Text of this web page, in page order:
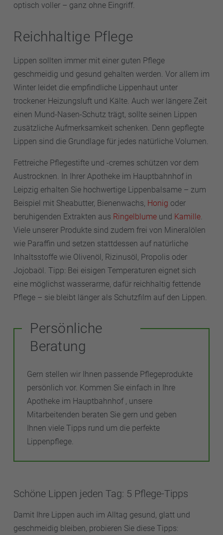
optisch voller – ganz ohne Eingriff.
Reichhaltige Pflege
Lippen sollten immer mit einer guten Pflege
geschmeidig und gesund gehalten werden. Vor allem im
Winter leidet die empfindliche Lippenhaut unter
trockener Heizungsluft und Kälte. Auch wer längere Zeit
einen Mund-Nasen-Schutz trägt, sollte seinen Lippen
zusätzliche Aufmerksamkeit schenken. Denn gepflegte
Lippen sind die Grundlage für jedes natürliche Volumen.
Fettreiche Pflegestifte und -cremes schützen vor dem
Austrocknen. In Ihrer Apotheke im Hauptbahnhof in
Leipzig erhalten Sie hochwertige Lippenbalsame – zum
Beispiel mit Sheabutter, Bienenwachs, Honig oder
beruhigenden Extrakten aus Ringelblume und Kamille.
Viele unserer Produkte sind zudem frei von Mineralölen
wie Paraffin und setzen stattdessen auf natürliche
Inhaltsstoffe wie Olivenöl, Rizinusöl, Propolis oder
Jojobaöl. Tipp: Bei eisigen Temperaturen eignet sich
eine möglichst wasserarme, dafür reichhaltig fettende
Pflege – sie bleibt länger als Schutzfilm auf den Lippen.
Persönliche
Beratung
Gern stellen wir Ihnen passende Pflegeprodukte
persönlich vor. Kommen Sie einfach in Ihre
Apotheke im Hauptbahnhof , unsere
Mitarbeitenden beraten Sie gern und geben
Ihnen viele Tipps rund um die perfekte
Lippenpflege.
Schöne Lippen jeden Tag: 5 Pflege-Tipps
Damit Ihre Lippen auch im Alltag gesund, glatt und
geschmeidig bleiben, probieren Sie diese Tipps: